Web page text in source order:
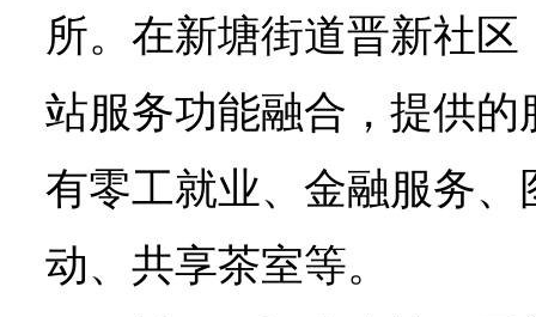
所。在新塘街道晋新社
站服务功能融合，提供
有零工就业、金融服务
动、共享茶室等。